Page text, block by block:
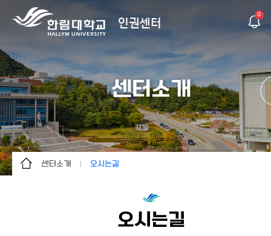
인권센터
0
센터소개
센터소개 오시는길
오시는길